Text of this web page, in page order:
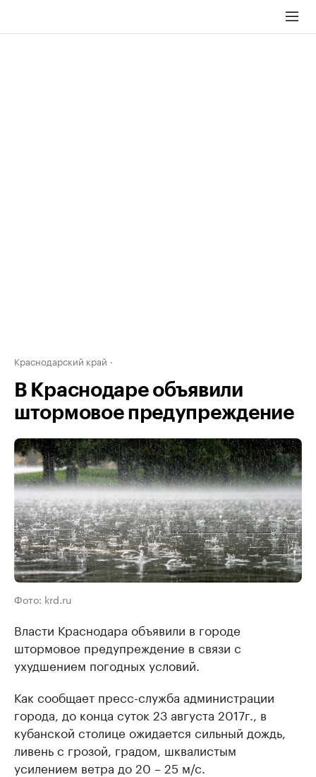
Краснодарский край
В Краснодаре объявили
штормовое предупреждение
Фото: krd.ru
Власти Краснодара объявили в городе
штормовое предупреждение в связи с
ухудшением погодных условий.
Как сообщает пресс-служба администрации
города, до конца суток 23 августа 2017г., в
кубанской столице ожидается сильный дождь,
ливень с грозой, градом, шквалистым
усилением ветра до 20 – 25 м/с.